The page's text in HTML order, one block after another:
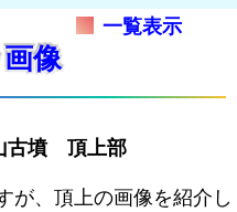
一覧表示
像
古墳 頂上部
が、頂上の画像を紹介し